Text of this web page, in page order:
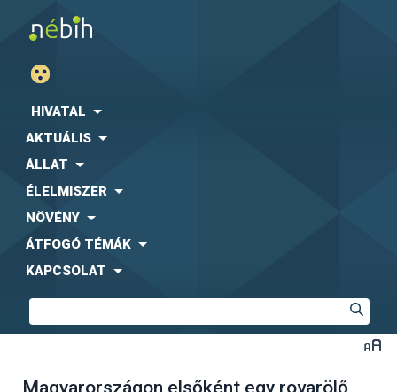
HIVATAL
AKTUÁLIS
ÁLLAT
ÉLELMISZER
NÖVÉNY
ÁTFOGÓ TÉMÁK
KAPCSOLAT